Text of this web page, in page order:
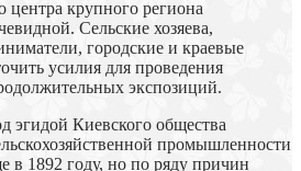
центра крупного региона
Сельские хозяева,
городские и краевые
усилия для проведения
экспозиций.
эгидой Киевского общества
промышленности
в 1892 году, но по ряду причин